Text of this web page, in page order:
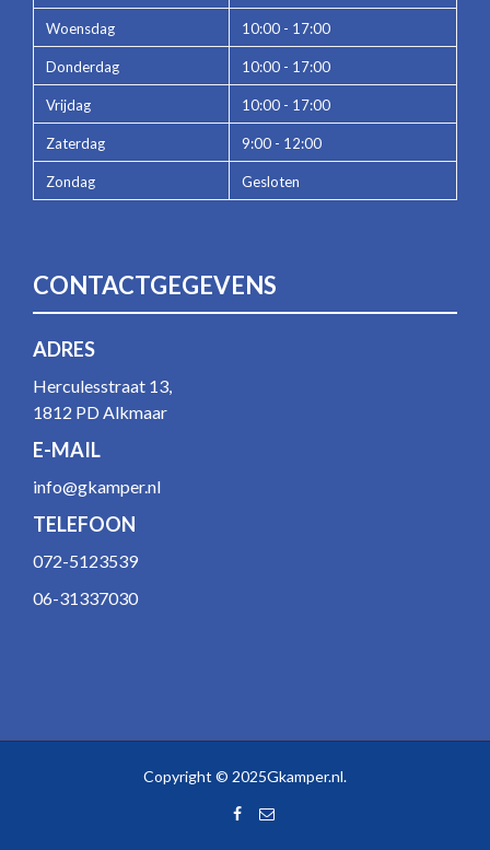
Woensdag 10:00 - 17:00
Donderdag 10:00 - 17:00
Vrijdag 10:00 - 17:00
Zaterdag 9:00 - 12:00
Zondag Gesloten
CONTACTGEGEVENS
ADRES
Herculesstraat 13,
1812 PD Alkmaar
E-MAIL
info@gkamper.nl
TELEFOON
072-5123539
06-31337030
Copyright © 2025Gkamper.nl.